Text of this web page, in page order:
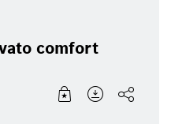
comfort